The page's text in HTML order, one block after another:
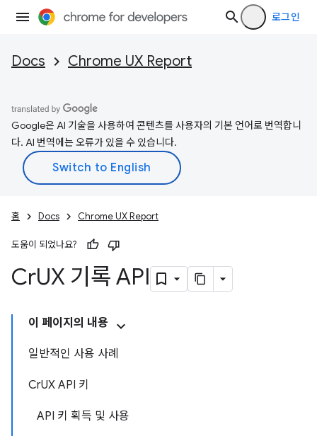
로그인
Docs Chrome UX Report
Google은 AI 기술을 사용하여 콘텐츠를 사용자의 기본 언어로 번역합니
다. AI 번역에는 오류가 있을 수 있습니다.
홈 Docs Chrome UX Report
도움이 되었나요?
CrUX 기록 API
이 페이지의 내용
일반적인 사용 사례
CrUX API 키
API 키 획득 및 사용